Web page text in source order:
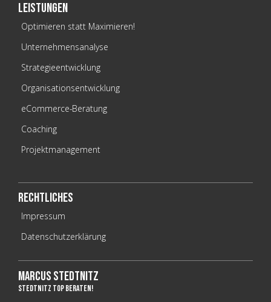
Leistungen
Optimieren statt Maximieren!
Unternehmensanalyse
Strategieentwicklung
Organisationsentwicklung
eCommerce-Beratung
Coaching
Projektmanagement
Rechtliches
Impressum
Datenschutzerklärung
Marcus Stedtnitz
stedtnITz top beraten!